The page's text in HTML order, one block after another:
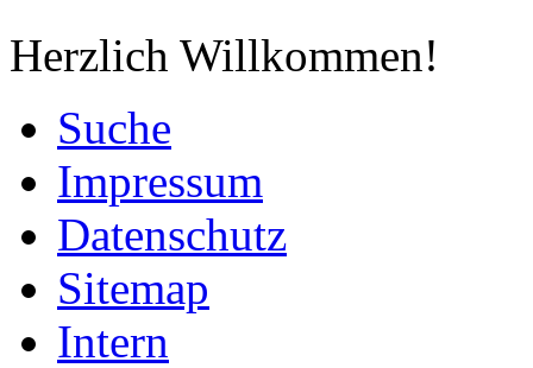
Herzlich Willkommen!
Suche
Impressum
Datenschutz
Sitemap
Intern